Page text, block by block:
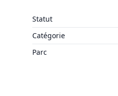
Statut
Catégorie
Parc